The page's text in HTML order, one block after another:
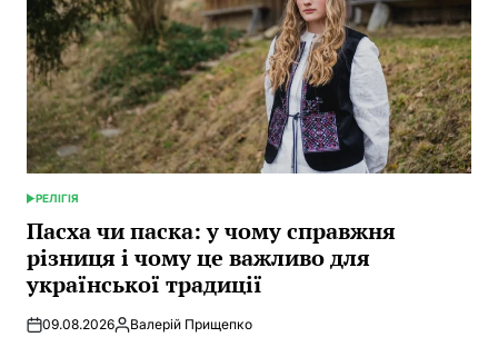
POSTED
IN
РЕЛІГІЯ
Пасха чи паска: у чому справжня
різниця і чому це важливо для
української традиції
09.08.2026Posted
Валерій Прищепко